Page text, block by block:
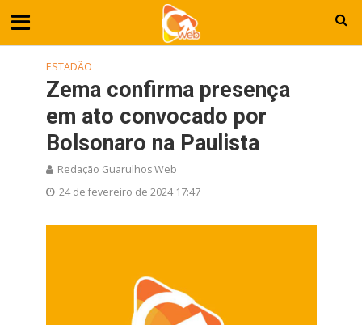
ESTADÃO
Zema confirma presença
em ato convocado por
Bolsonaro na Paulista
Redação Guarulhos Web
24 de fevereiro de 2024 17:47